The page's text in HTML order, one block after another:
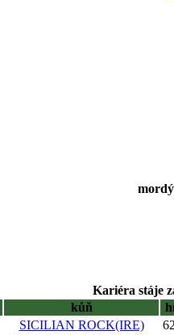
Kariéra stáje
kůň
SICILIAN ROCK(IRE)